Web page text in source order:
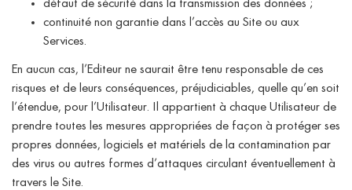
défaut de sécurité dans la transmission des données ;
continuité non garantie dans l’accès au Site ou aux
Services.
En aucun cas, l’Editeur ne saurait être tenu responsable de ces
risques et de leurs conséquences, préjudiciables, quelle qu’en soit
l’étendue, pour l’Utilisateur. Il appartient à chaque Utilisateur de
prendre toutes les mesures appropriées de façon à protéger ses
propres données, logiciels et matériels de la contamination par
des virus ou autres formes d’attaques circulant éventuellement à
travers le Site.